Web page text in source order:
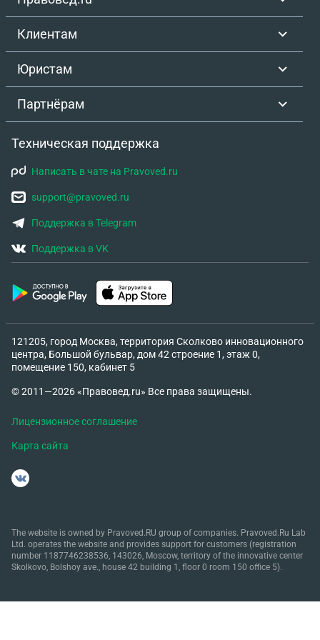
Клиентам
Юристам
Партнёрам
Техническая поддержка
Написать в чате на Pravoved.ru
support@pravoved.ru
Поддержка в Telegram
Поддержка в VK
121205, город Москва, территория Сколково инновационного
центра, Большой бульвар, дом 42 строение 1, этаж 0,
помещение 150, кабинет 5
© 2011—2026 «Правовед.ru» Все права защищены.
Лицензионное соглашение
Карта сайта
The website is owned by Pravoved.RU group of companies. Pravoved.Ru Lab
Ltd. operates the website and provides support for customers (registration
number 1187746238536, 143026, Moscow, territory of the innovative center
Skolkovo, Bolshoy ave., house 42 building 1, floor 0 room 150 office 5).